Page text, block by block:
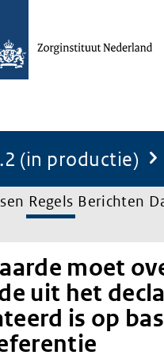
(in productie)
Regels Berichten
moet
uit het
is op